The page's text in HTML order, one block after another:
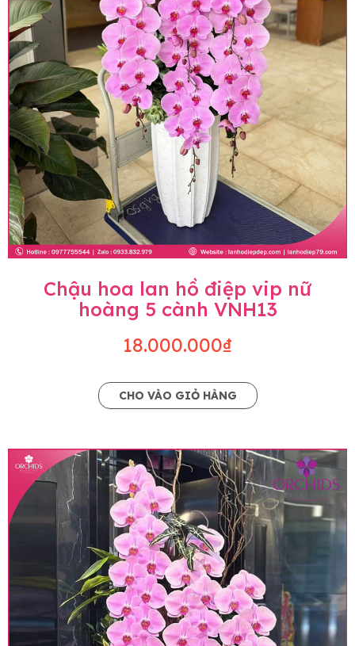
Chậu hoa lan hồ điệp vip nữ
hoàng 5 cành VNH13
18.000.000₫
CHO VÀO GIỎ HÀNG